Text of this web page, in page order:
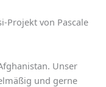
Projekt von Pascale
Unser
und gerne